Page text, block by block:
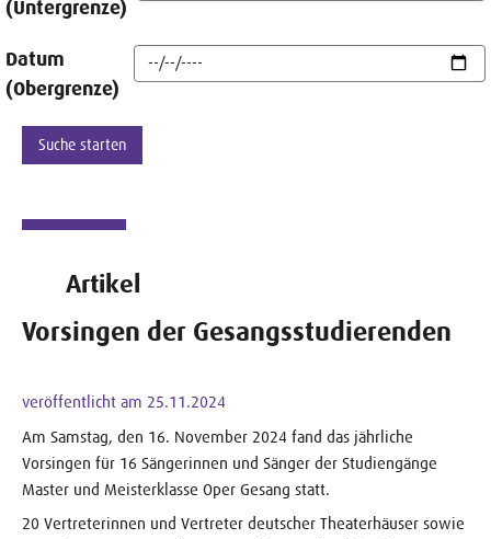
(Untergrenze)
Datum
(Obergrenze)
Artikel
Vorsingen der Gesangsstudierenden
veröffentlicht am 25.11.2024
Am Samstag, den 16. November 2024 fand das jährliche
Vorsingen für 16 Sängerinnen und Sänger der Studiengänge
Master und Meisterklasse Oper Gesang statt.
20 Vertreterinnen und Vertreter deutscher Theaterhäuser sowie